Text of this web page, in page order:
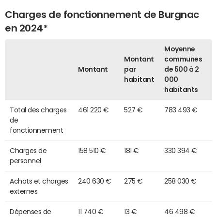
Charges de fonctionnement de Burgnac
en 2024*
Montant
Montant
par
habitant
Moyenne
communes
de 500 à 2
000
habitants
Total des charges
de
fonctionnement
461 220 € 527 € 783 493 €
Charges de
personnel
158 510 € 181 € 330 394 €
Achats et charges
externes
240 630 € 275 € 258 030 €
Dépenses de 11 740 € 13 € 46 498 €